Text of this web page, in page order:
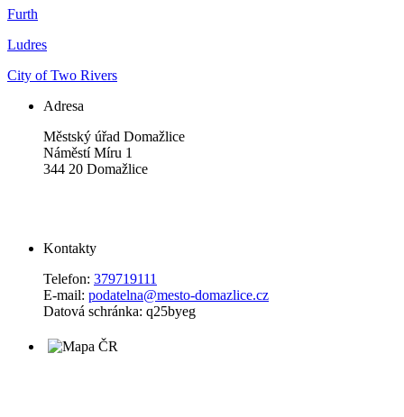
Furth
Ludres
City of Two Rivers
Adresa
Městský úřad Domažlice
Náměstí Míru 1
344 20 Domažlice
Kontakty
Telefon: 379719111
E-mail: podatelna@mesto-domazlice.cz
Datová schránka: q25byeg